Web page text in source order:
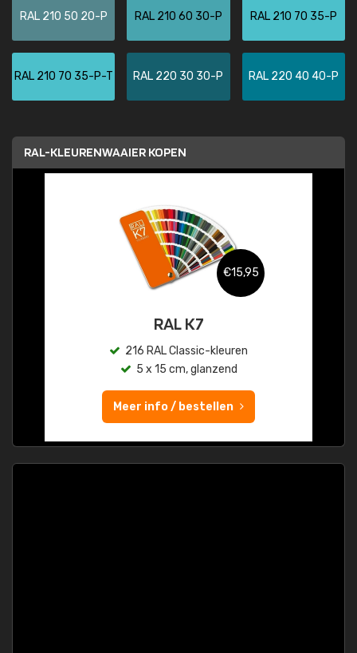
RAL 210 50 20-P RAL 210 60 30-P RAL 210 70 35-P
RAL 210 70 35-P-T RAL 220 30 30-P RAL 220 40 40-P
RAL-KLEURENWAAIER KOPEN
€15,95
RAL K7
216 RAL Classic-kleuren
5 x 15 cm, glanzend
Meer info / bestellen